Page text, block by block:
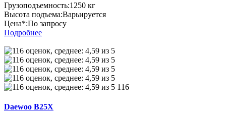
Грузоподъемность:1250 кг
Высота подъема:Варьируется
Цена*:По запросу
Подробнее
116
Daewoo B25X